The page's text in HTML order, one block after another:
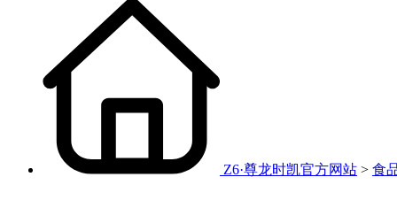
Z6·尊龙时凯官方网站 > 食